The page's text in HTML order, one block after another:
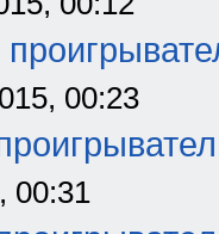
00:23
00:31